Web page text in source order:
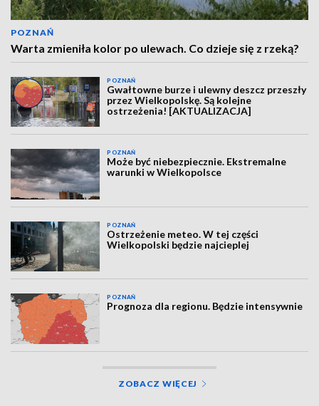
POZNAŃ
Warta zmieniła kolor po ulewach. Co dzieje się z rzeką?
POZNAŃ
Gwałtowne burze i ulewny deszcz przeszły
przez Wielkopolskę. Są kolejne
ostrzeżenia! [AKTUALIZACJA]
POZNAŃ
Może być niebezpiecznie. Ekstremalne
warunki w Wielkopolsce
POZNAŃ
Ostrzeżenie meteo. W tej części
Wielkopolski będzie najcieplej
POZNAŃ
Prognoza dla regionu. Będzie intensywnie
ZOBACZ WIĘCEJ